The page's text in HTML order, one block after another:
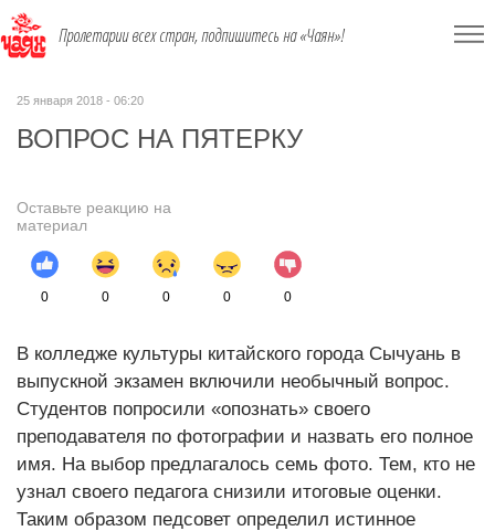
Пролетарии всех стран, подпишитесь на «Чаян»!
25 января 2018 - 06:20
ВОПРОС НА ПЯТЕРКУ
Оставьте реакцию на
материал
0 0 0 0 0
В колледже культуры китайского города Сычуань в
выпускной экзамен включили необычный вопрос.
Студентов попросили «опознать» своего
преподавателя по фотографии и назвать его полное
имя. На выбор предлагалось семь фото. Тем, кто не
узнал своего педагога снизили итоговые оценки.
Таким образом педсовет определил истинное